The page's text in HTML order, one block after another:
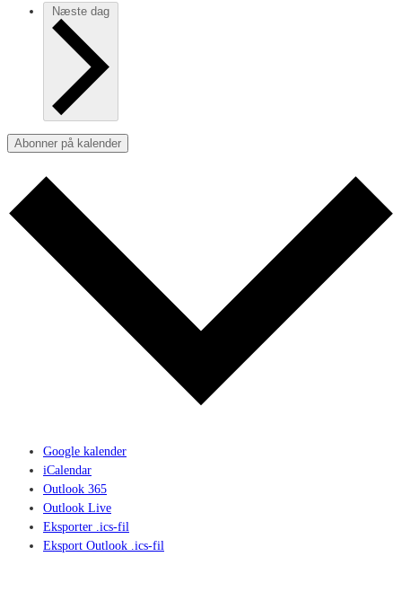
Næste dag
Abonner på kalender
Google kalender
iCalendar
Outlook 365
Outlook Live
Eksporter .ics-fil
Eksport Outlook .ics-fil